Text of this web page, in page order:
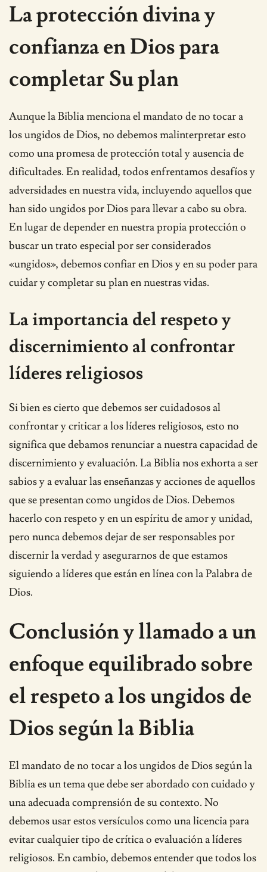
La protección divina y
confianza en Dios para
completar Su plan
Aunque la Biblia menciona el mandato de no tocar a
los ungidos de Dios, no debemos malinterpretar esto
como una promesa de protección total y ausencia de
dificultades. En realidad, todos enfrentamos desafíos y
adversidades en nuestra vida, incluyendo aquellos que
han sido ungidos por Dios para llevar a cabo su obra.
En lugar de depender en nuestra propia protección o
buscar un trato especial por ser considerados
«ungidos», debemos confiar en Dios y en su poder para
cuidar y completar su plan en nuestras vidas.
La importancia del respeto y
discernimiento al confrontar
líderes religiosos
Si bien es cierto que debemos ser cuidadosos al
confrontar y criticar a los líderes religiosos, esto no
significa que debamos renunciar a nuestra capacidad de
discernimiento y evaluación. La Biblia nos exhorta a ser
sabios y a evaluar las enseñanzas y acciones de aquellos
que se presentan como ungidos de Dios. Debemos
hacerlo con respeto y en un espíritu de amor y unidad,
pero nunca debemos dejar de ser responsables por
discernir la verdad y asegurarnos de que estamos
siguiendo a líderes que están en línea con la Palabra de
Dios.
Conclusión y llamado a un
enfoque equilibrado sobre
el respeto a los ungidos de
Dios según la Biblia
El mandato de no tocar a los ungidos de Dios según la
Biblia es un tema que debe ser abordado con cuidado y
una adecuada comprensión de su contexto. No
debemos usar estos versículos como una licencia para
evitar cualquier tipo de crítica o evaluación a líderes
religiosos. En cambio, debemos entender que todos los